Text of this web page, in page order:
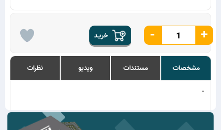
خریـد - +
مشخصات مستندات ویدیو نظرات
-